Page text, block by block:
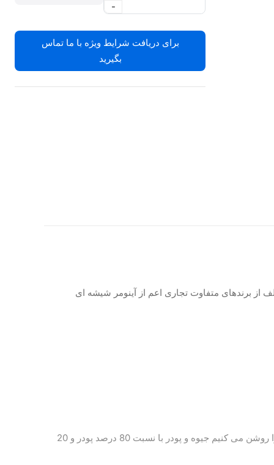
-
برای دریافت شرایط ویژه با ما تماس
بگیرید
از برندهای متفاوت تجاری اعم از آینومر شیشه ای
ریخته می شود. زمانی که دستگاه را روشن می کنیم جیوه و پودر با نسبت 80 درصد پودر و 20